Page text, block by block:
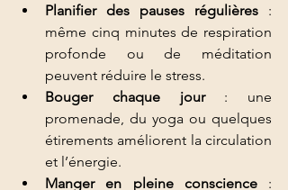
Planifier des pauses régulières :
même cinq minutes de respiration
profonde ou de méditation
peuvent réduire le stress.
Bouger chaque jour : une
promenade, du yoga ou quelques
étirements améliorent la circulation
et l’énergie.
Manger en pleine conscience :